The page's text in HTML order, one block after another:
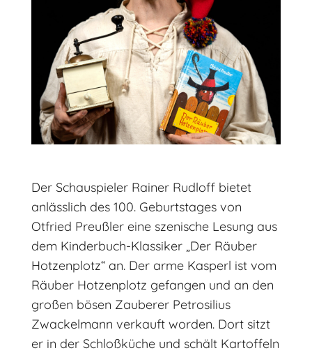
Der Schauspieler Rainer Rudloff bietet
anlässlich des 100. Geburtstages von
Otfried Preußler eine szenische Lesung aus
dem Kinderbuch-Klassiker „Der Räuber
Hotzenplotz“ an. Der arme Kasperl ist vom
Räuber Hotzenplotz gefangen und an den
großen bösen Zauberer Petrosilius
Zwackelmann verkauft worden. Dort sitzt
er in der Schloßküche und schält Kartoffeln